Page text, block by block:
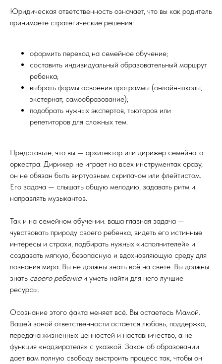
Юридическая ответственность означает, что вы как родитель
принимаете стратегические решения:
оформить переход на семейное обучение;
составить индивидуальный образовательный маршрут
ребенка;
выбрать формы освоения программы (онлайн-школы,
экстернат, самообразование);
подобрать нужных экспертов, тьюторов или
репетиторов для сложных тем.
Представьте, что вы — архитектор или дирижер семейного
оркестра. Дирижер не играет на всех инструментах сразу,
он не обязан быть виртуозным скрипачом или флейтистом.
Его задача — слышать общую мелодию, задавать ритм и
направлять музыкантов.
Так и на семейном обучении: ваша главная задача —
чувствовать природу своего ребенка, видеть его истинные
интересы и страхи, подбирать нужных «исполнителей» и
создавать мягкую, безопасную и вдохновляющую среду для
познания мира. Вы не должны знать всё на свете. Вы должны
знать своего ребенкаи уметь найти для него лучшие
ресурсы.
Осознание этого факта меняет всё. Вы остаетесь Мамой.
Вашей зоной ответственности остается любовь, поддержка,
передача жизненных ценностей и наставничество, а не
функция «надзирателя» с указкой. Закон об образовании
дает вам полную свободу выстроить процесс так, чтобы он